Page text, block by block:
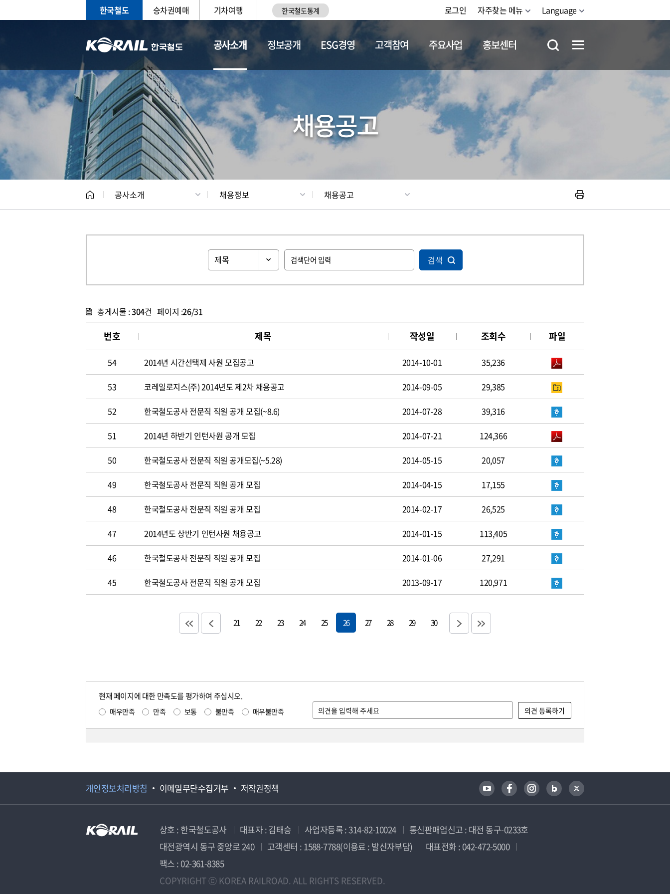
한국철도 승차권예매 기차여행 한국철도통계 로그인 자주찾는 메뉴 Language
공사소개
CEO 일반현황 채용정보
정보공개 ESG경영 고객참여 주요사업 홍보센터
채용공고
공사소개 채용정보 채용공고
검색
총게시물 :304건 페이지 :26/31
번호 제목 작성일 조회수 파일
54 2014년 시간선택제 사원 모집공고 2014-10-01 35,236
53 코레일로지스(주) 2014년도 제2차 채용공고 2014-09-05 29,385
52 한국철도공사 전문직 직원 공개 모집(~8.6) 2014-07-28 39,316
51 2014년 하반기 인턴사원 공개 모집 2014-07-21 124,366
50 한국철도공사 전문직 직원 공개모집(~5.28) 2014-05-15 20,057
49 한국철도공사 전문직 직원 공개 모집 2014-04-15 17,155
48 한국철도공사 전문직 직원 공개 모집 2014-02-17 26,525
47 2014년도 상반기 인턴사원 채용공고 2014-01-15 113,405
46 한국철도공사 전문직 직원 공개 모집 2014-01-06 27,291
45 한국철도공사 전문직 직원 공개 모집 2013-09-17 120,971
21 22 23 24 25 26 27 28 29 30
현재 페이지에 대한 만족도를 평가하여 주십시오.
매우만족 만족 보통 불만족 매우불만족
개인정보처리방침 이메일무단수집거부 저작권정책
상호 : 한국철도공사 대표자 : 김태승 사업자등록 : 314-82-10024
통신판매업신고 : 대전 동구-0233호
대전광역시 동구 중앙로 240
고객센터 : 1588-7788(이용료 : 발신자부담)
대표전화 : 042-472-5000
팩스 : 02-361-8385
COPYRIGHT ⓒ KOREA RAILROAD. ALL RIGHTS RESERVED.